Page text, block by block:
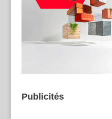
Publicités